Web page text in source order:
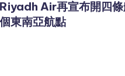
Air再宣布開四條
東南亞航點